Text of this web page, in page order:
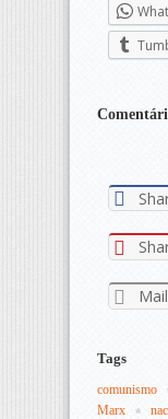
Mail
Tags
comunismo
Marx